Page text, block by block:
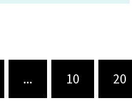
... 10 20